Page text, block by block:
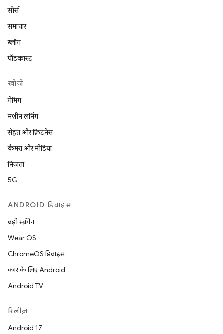
सोर्स
समाचार
ब्लॉग
पॉडकास्ट
खोजें
गेमिंग
मशीन लर्निंग
सेहत और फ़िटनेस
कैमरा और मीडिया
निजता
5G
ANDROID डिवाइस
बड़ी स्क्रीन
Wear OS
ChromeOS डिवाइस
कार के लिए Android
Android TV
रिलीज़
Android 17